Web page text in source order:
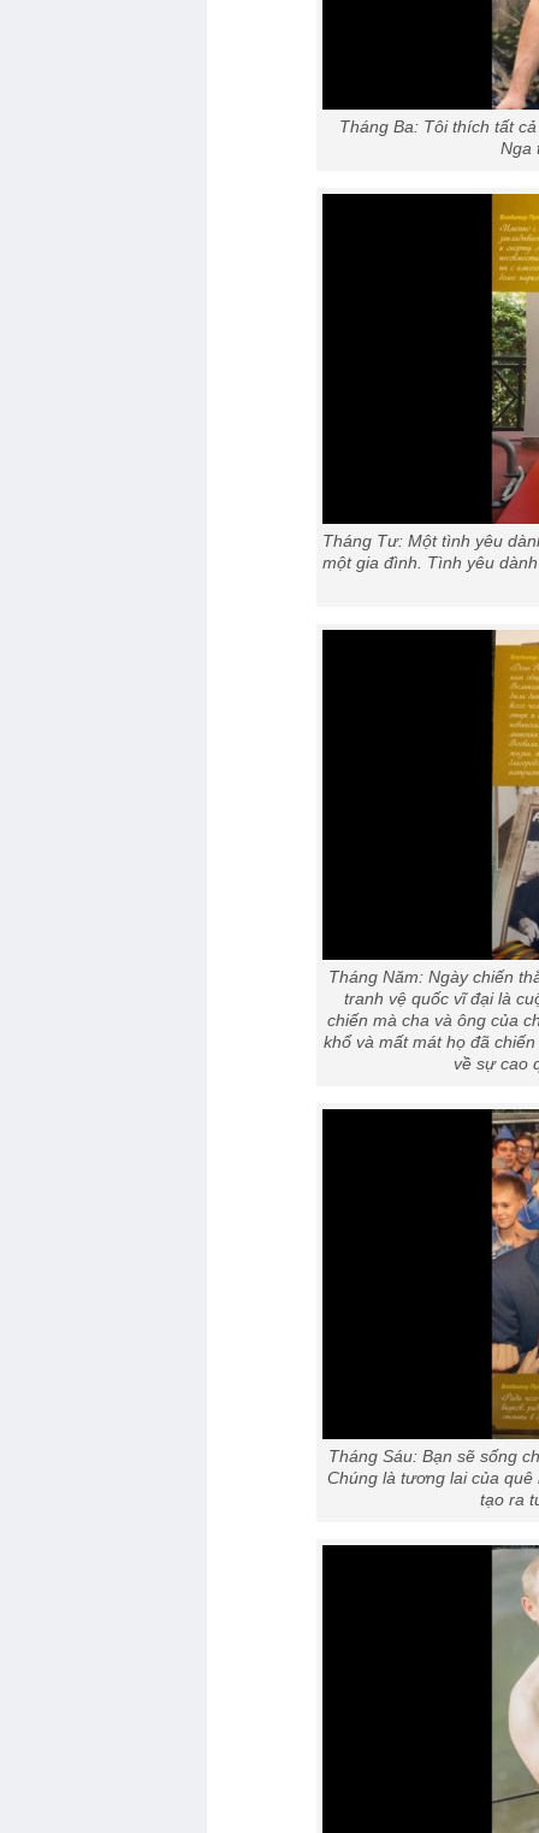
Tháng Ba: Tôi thích tất
Nga
Tháng Tư: Một tình yêu
một gia đình. Tình yêu
Tháng Năm: Ngày chiến
tranh vệ quốc vĩ đại là
chiến mà cha và ông của
khổ và mất mát họ đã
về sự cao
Tháng Sáu: Bạn sẽ sống
Chúng là tương lai của
tạo ra